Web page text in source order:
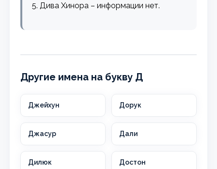
5. Дива Хинора – информации нет.
Другие имена на букву Д
Джейхун Дорук
Джасур Дали
Дилюк Достон